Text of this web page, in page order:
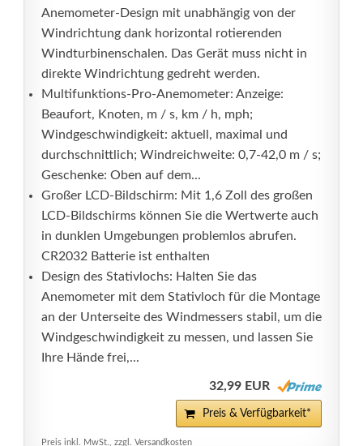
Anemometer-Design mit unabhängig von der
Windrichtung dank horizontal rotierenden
Windturbinenschalen. Das Gerät muss nicht in
direkte Windrichtung gedreht werden.
Multifunktions-Pro-Anemometer: Anzeige:
Beaufort, Knoten, m / s, km / h, mph;
Windgeschwindigkeit: aktuell, maximal und
durchschnittlich; Windreichweite: 0,7-42,0 m / s;
Geschenke: Oben auf dem...
Großer LCD-Bildschirm: Mit 1,6 Zoll des großen
LCD-Bildschirms können Sie die Wertwerte auch
in dunklen Umgebungen problemlos abrufen.
CR2032 Batterie ist enthalten
Design des Stativlochs: Halten Sie das
Anemometer mit dem Stativloch für die Montage
an der Unterseite des Windmessers stabil, um die
Windgeschwindigkeit zu messen, und lassen Sie
Ihre Hände frei,...
32,99 EUR
Preis & Verfügbarkeit*
Preis inkl. MwSt., zzgl. Versandkosten